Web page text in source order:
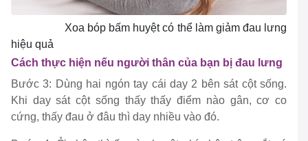
Xoa bóp bấm huyệt có thể làm giảm đau lưng
hiệu quả
Cách thực hiện nếu người thân của bạn bị đau lưng
Bước 3: Dùng hai ngón tay cái day 2 bên sát cột sống.
Khi day sát cột sống thấy thấy điểm nào gân, cơ co
cứng, thấy đau ở đâu thì day nhiều vào đó.